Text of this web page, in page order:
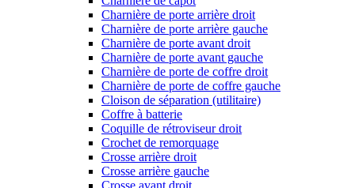
Charnière de porte arrière droit
Charnière de porte arrière gauche
Charnière de porte avant droit
Charnière de porte avant gauche
Charnière de porte de coffre droit
Charnière de porte de coffre gauche
Cloison de séparation (utilitaire)
Coffre à batterie
Coquille de rétroviseur droit
Crochet de remorquage
Crosse arrière droit
Crosse arrière gauche
Crosse avant droit